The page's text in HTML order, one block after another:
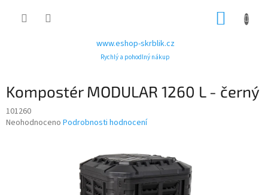
www.eshop-skrblik.cz
Rychlý a pohodlný nákup
Kompostér MODULAR 1260 L - černý
101260
Průměrné
Neohodnoceno Podrobnosti hodnocení